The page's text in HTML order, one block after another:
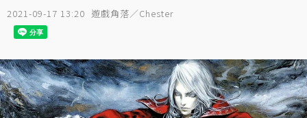
2021-09-17 13:20 遊戲角落／Chester